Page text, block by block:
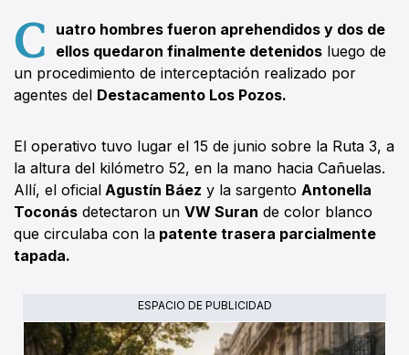
C
uatro hombres fueron aprehendidos y dos de
ellos quedaron finalmente detenidos luego de
un procedimiento de interceptación realizado por
agentes del Destacamento Los Pozos.
El operativo tuvo lugar el 15 de junio sobre la Ruta 3, a
la altura del kilómetro 52, en la mano hacia Cañuelas.
Allí, el oficial Agustín Báez y la sargento Antonella
Toconás detectaron un VW Suran de color blanco
que circulaba con la patente trasera parcialmente
tapada.
ESPACIO DE PUBLICIDAD